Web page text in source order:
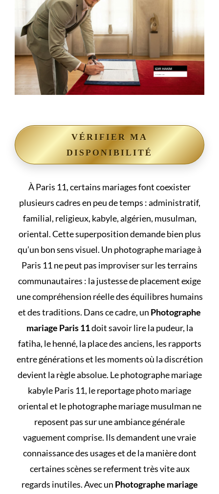
VÉRIFIER MA
DISPONIBILITÉ
À Paris 11, certains mariages font coexister
plusieurs cadres en peu de temps : administratif,
familial, religieux, kabyle, algérien, musulman,
oriental. Cette superposition demande bien plus
qu’un bon sens visuel. Un photographe mariage à
Paris 11 ne peut pas improviser sur les terrains
communautaires : la justesse de placement exige
une compréhension réelle des équilibres humains
et des traditions. Dans ce cadre, un Photographe
mariage Paris 11doit savoir lire la pudeur, la
fatiha, le henné, la place des anciens, les rapports
entre générations et les moments où la discrétion
devient la règle absolue. Le photographe mariage
kabyle Paris 11, le reportage photo mariage
oriental et le photographe mariage musulman ne
reposent pas sur une ambiance générale
vaguement comprise. Ils demandent une vraie
connaissance des usages et de la manière dont
certaines scènes se referment très vite aux
regards inutiles. Avec un Photographe mariage